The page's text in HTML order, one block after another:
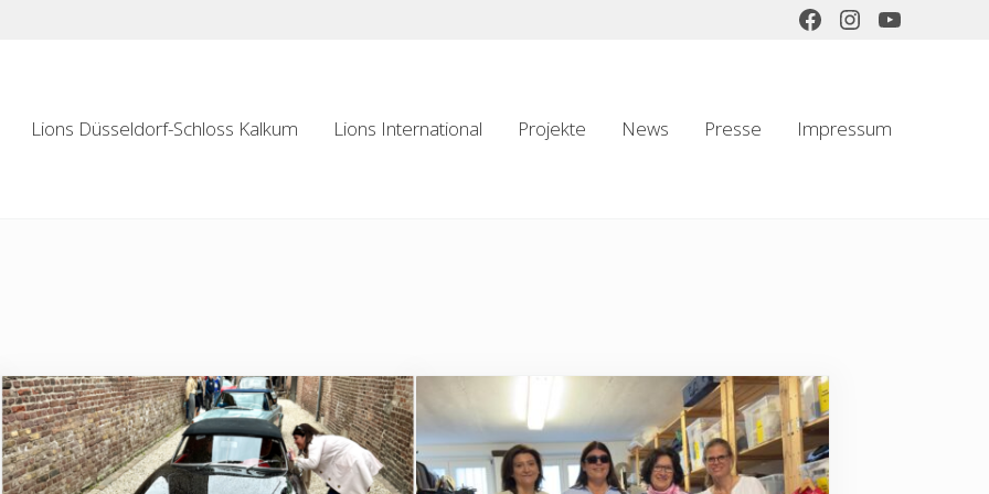
Lions Düsseldorf-Schloss Kalkum Lions International Projekte News Presse Impressum